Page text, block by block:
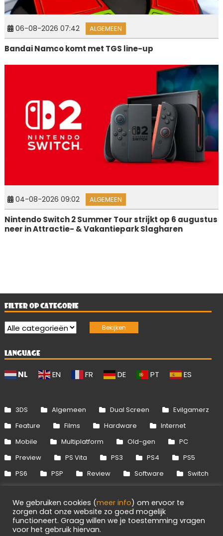
06-08-2026 07:42 ALGEMEEN
Bandai Namco komt met TGS line-up
04-08-2026 09:02 ALGEMEEN
Nintendo Switch 2 Summer Tour strijkt op 6 augustus
neer in Attractie- & Vakantiepark Slagharen
FILTER OP CATEGORIE
LANGUAGE
NL EN FR DE PT ES
3DS Algemeen Dual Screen
Evilgamerz
Feature
Films Hardware
Internet
Mobile
Multiplatform Old-gen
PC
Preview
PS Vita PS3 PS4
PS5
PS6
PSP Review Software
Switch
Xbox 360
Xbox One Xbox Series
We gebruiken cookies (meer info) om ervoor te
zorgen dat onze website zo goed mogelijk
functioneert. Graag willen we je toestemming vragen
voor het gebruik hiervan.